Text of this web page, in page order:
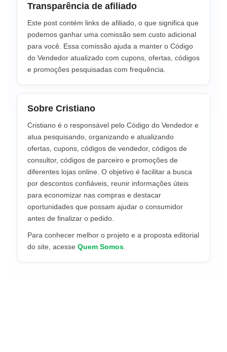
Transparência de afiliado
Este post contém links de afiliado, o que significa que
podemos ganhar uma comissão sem custo adicional
para você. Essa comissão ajuda a manter o Código
do Vendedor atualizado com cupons, ofertas, códigos
e promoções pesquisadas com frequência.
Sobre Cristiano
Cristiano é o responsável pelo Código do Vendedor e
atua pesquisando, organizando e atualizando
ofertas, cupons, códigos de vendedor, códigos de
consultor, códigos de parceiro e promoções de
diferentes lojas online. O objetivo é facilitar a busca
por descontos confiáveis, reunir informações úteis
para economizar nas compras e destacar
oportunidades que possam ajudar o consumidor
antes de finalizar o pedido.
Para conhecer melhor o projeto e a proposta editorial
do site, acesse Quem Somos